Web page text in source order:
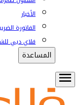
الأخبار
الفاتورة
فلاي دبي
المساعدة